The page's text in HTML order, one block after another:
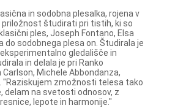
in sodobna plesalka, rojena v
priložnost študirati pri tistih, ki so
ples, Joseph Fontano, Elsa
do sodobnega plesa on. Študirala je
gledališče in
in delala je pri Ranko
Carlson, Michele Abbondanza,
"Raziskujem zmožnosti telesa tako
delam na svetosti odnosov, z
lepote in harmonije."